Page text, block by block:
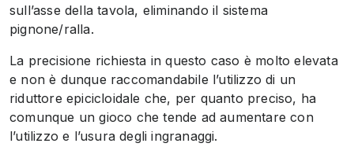
sull’asse della tavola, eliminando il sistema
pignone/ralla.
La precisione richiesta in questo caso è molto elevata
e non è dunque raccomandabile l’utilizzo di un
riduttore epicicloidale che, per quanto preciso, ha
comunque un gioco che tende ad aumentare con
l’utilizzo e l’usura degli ingranaggi.